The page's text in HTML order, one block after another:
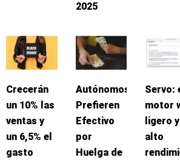
2025
Crecerán
un 10% las
ventas y
un 6,5% el
gasto
Autónomos
Prefieren
Efectivo
por
Huelga de
Servo:
motor
ligero
alto